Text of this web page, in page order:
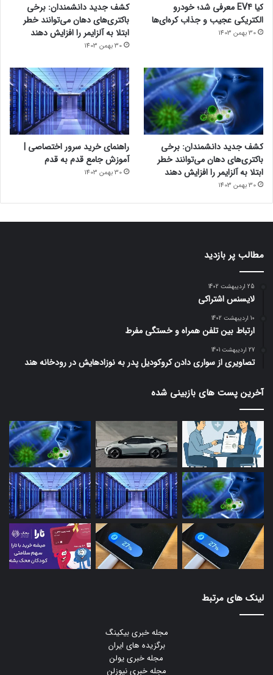
کیا EV4 معرفی شد؛ خودرو
الکتریکی عجیب و جذاب کره‌ای‌ها
30 بهمن 1403
کشف جدید دانشمندان: برخی
باکتری‌های دهان می‌توانند خطر
ابتلا به آلزایمر را افزایش دهند
30 بهمن 1403
کشف جدید دانشمندان: برخی
باکتری‌های دهان می‌توانند خطر
ابتلا به آلزایمر را افزایش دهند
30 بهمن 1403
راهنمای خرید سرور اختصاصی |
آموزش جامع قدم به قدم
30 بهمن 1403
مطالب پر بازدید
25 اردیبهشت 1402
لایسنس اشتراکی
10 اردیبهشت 1402
ارتباط بین تلفن همراه و خستگی مفرط
27 اردیبهشت 1401
تصاویری از سواری دادن کروکودیل پدر به نوزادهایش در رودخانه هند
آخرین پست های بازبینی شده
لینک های مرتبط
مجله خبری بیکینگ
برگزیده های ایران
مجله خبری یولن
مجله خبری نیوزلن